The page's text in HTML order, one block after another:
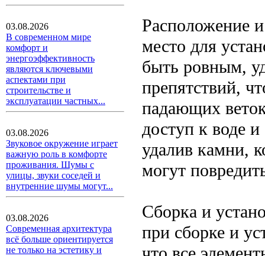
03.08.2026
В современном мире
комфорт и
энергоэффективность
являются ключевыми
аспектами при
строительстве и
эксплуатации частных...
03.08.2026
Звуковое окружение играет
важную роль в комфорте
проживания. Шумы с
улицы, звуки соседей и
внутренние шумы могут...
03.08.2026
Современная архитектура
всё больше ориентируется
не только на эстетику и
Расположение
место для
быть ровным,
препятствий,
падающих
доступ к воде и
удалив камни,
могут
Сборка и
при сборке и